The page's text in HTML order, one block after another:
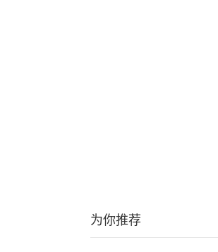
为你推荐